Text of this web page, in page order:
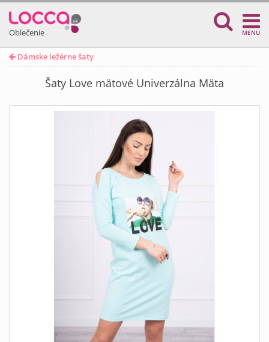
Oblečenie MENU
Dámske ležérne šaty
Šaty Love mätové Univerzálna Mäta